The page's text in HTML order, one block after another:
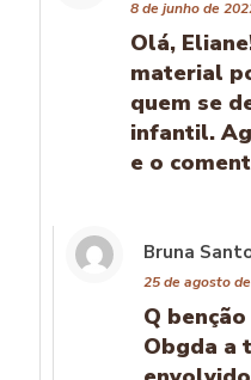
8 de junho de
Olá,
material
quem se
infantil.
e o
Bruna
25 de agosto
Q
Obgda a